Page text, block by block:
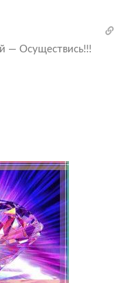
— Осуществись!!!